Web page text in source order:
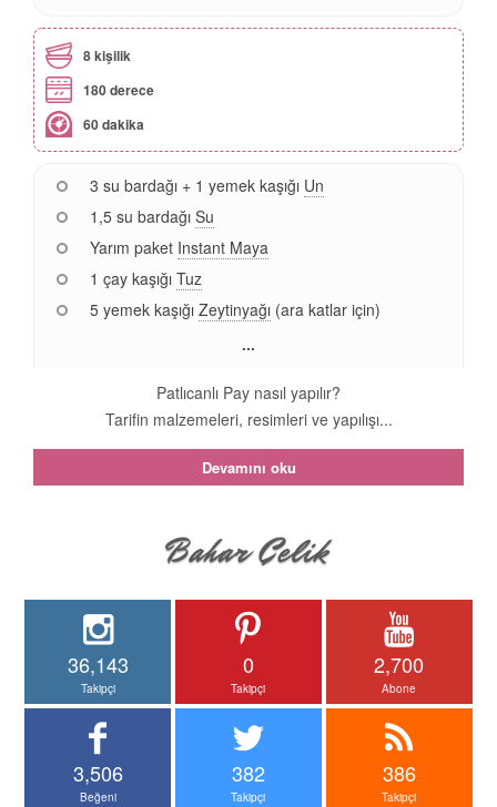
8 kişilik
180 derece
60 dakika
3 su bardağı + 1 yemek kaşığı Un
1,5 su bardağı Su
Yarım paket Instant Maya
1 çay kaşığı Tuz
5 yemek kaşığı Zeytinyağı (ara katlar için)
...
Patlıcanlı Pay nasıl yapılır?
Tarifin malzemeleri, resimleri ve yapılışı...
Devamını oku
36,143
Takipçi
0
Takipçi
2,700
Abone
3,506
Beğeni
382
Takipçi
386
Takipçi